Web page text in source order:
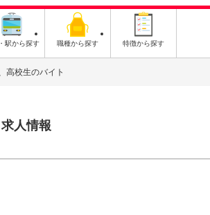
駅から探す 職種から探す 特徴から探す
高校生のバイト
人情報